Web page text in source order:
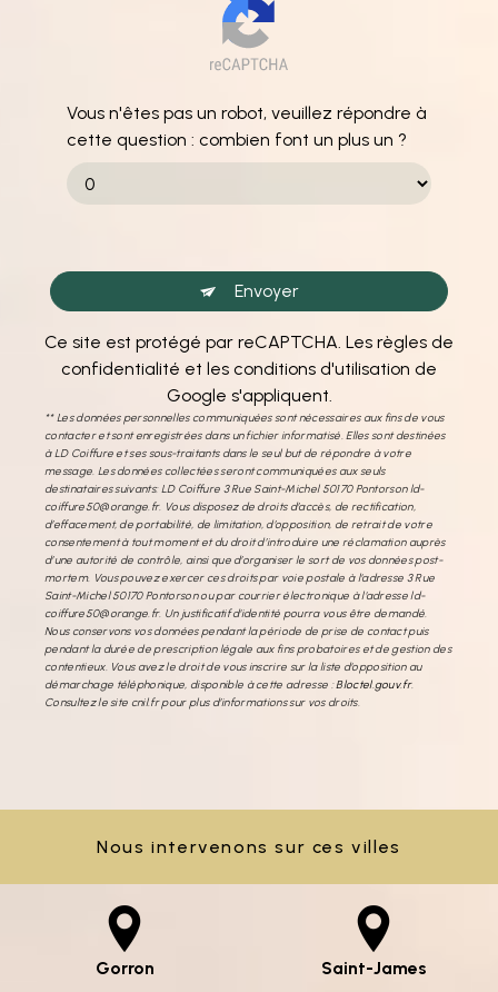
Vous n'êtes pas un robot, veuillez répondre à
cette question : combien font un plus un ?
Envoyer
Ce site est protégé par reCAPTCHA. Les règles de
confidentialité et les conditions d'utilisation de
Google s'appliquent.
** Les données personnelles communiquées sont nécessaires aux fins de vous
contacter et sont enregistrées dans un fichier informatisé. Elles sont destinées
à LD Coiffure et ses sous-traitants dans le seul but de répondre à votre
message. Les données collectées seront communiquées aux seuls
destinataires suivants: LD Coiffure 3 Rue Saint-Michel 50170 Pontorson ld-
coiffure50@orange.fr. Vous disposez de droits d’accès, de rectification,
d’effacement, de portabilité, de limitation, d’opposition, de retrait de votre
consentement à tout moment et du droit d’introduire une réclamation auprès
d’une autorité de contrôle, ainsi que d’organiser le sort de vos données post-
mortem. Vous pouvez exercer ces droits par voie postale à l'adresse 3 Rue
Saint-Michel 50170 Pontorson ou par courrier électronique à l'adresse ld-
coiffure50@orange.fr. Un justificatif d'identité pourra vous être demandé.
Nous conservons vos données pendant la période de prise de contact puis
pendant la durée de prescription légale aux fins probatoires et de gestion des
contentieux. Vous avez le droit de vous inscrire sur la liste d'opposition au
démarchage téléphonique, disponible à cette adresse :Bloctel.gouv.fr.
Consultez le site cnil.fr pour plus d’informations sur vos droits.
Nous intervenons sur ces villes
Gorron Saint-James